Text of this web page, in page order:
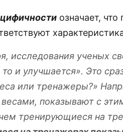
означает,
исследования ученых
и улучшается». Это
или тренажеры?»
показывают с
тренирующиеся на